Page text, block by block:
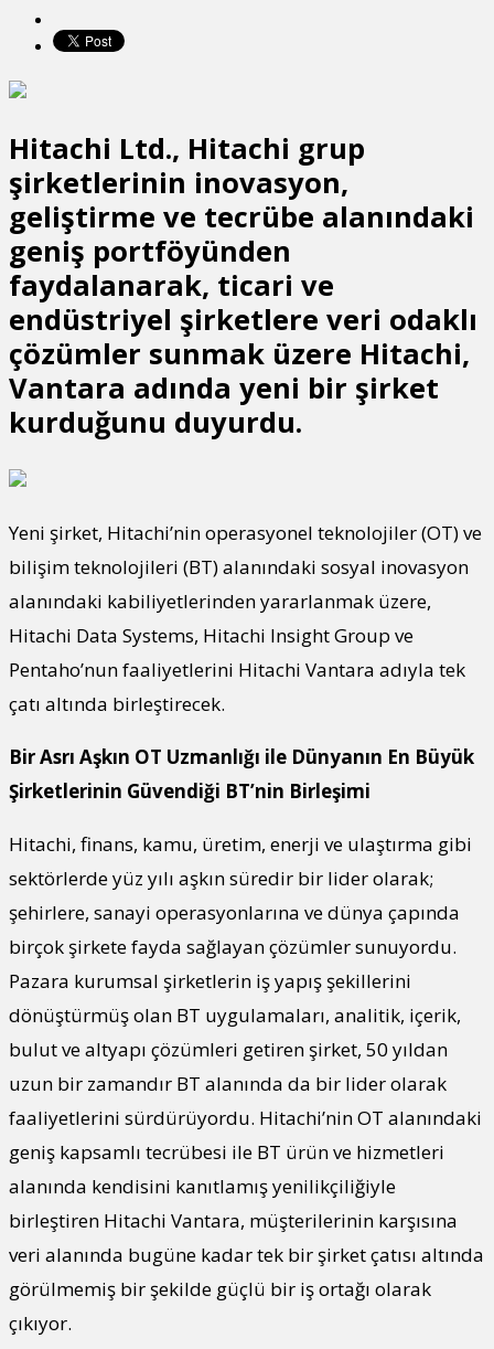
Hitachi Ltd., Hitachi grup
şirketlerinin inovasyon,
geliştirme ve tecrübe alanındaki
geniş portföyünden
faydalanarak, ticari ve
endüstriyel şirketlere veri odaklı
çözümler sunmak üzere Hitachi,
Vantara adında yeni bir şirket
kurduğunu duyurdu.
Yeni şirket, Hitachi’nin operasyonel teknolojiler (OT) ve
bilişim teknolojileri (BT) alanındaki sosyal inovasyon
alanındaki kabiliyetlerinden yararlanmak üzere,
Hitachi Data Systems, Hitachi Insight Group ve
Pentaho’nun faaliyetlerini Hitachi Vantara adıyla tek
çatı altında birleştirecek.
Bir Asrı Aşkın OT Uzmanlığı ile Dünyanın En Büyük
Şirketlerinin Güvendiği BT’nin Birleşimi
Hitachi, finans, kamu, üretim, enerji ve ulaştırma gibi
sektörlerde yüz yılı aşkın süredir bir lider olarak;
şehirlere, sanayi operasyonlarına ve dünya çapında
birçok şirkete fayda sağlayan çözümler sunuyordu.
Pazara kurumsal şirketlerin iş yapış şekillerini
dönüştürmüş olan BT uygulamaları, analitik, içerik,
bulut ve altyapı çözümleri getiren şirket, 50 yıldan
uzun bir zamandır BT alanında da bir lider olarak
faaliyetlerini sürdürüyordu. Hitachi’nin OT alanındaki
geniş kapsamlı tecrübesi ile BT ürün ve hizmetleri
alanında kendisini kanıtlamış yenilikçiliğiyle
birleştiren Hitachi Vantara, müşterilerinin karşısına
veri alanında bugüne kadar tek bir şirket çatısı altında
görülmemiş bir şekilde güçlü bir iş ortağı olarak
çıkıyor.